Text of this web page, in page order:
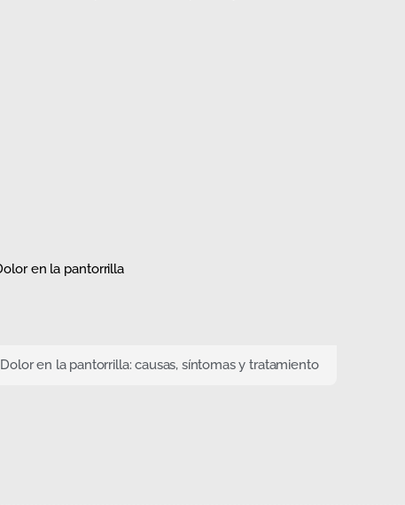
Dolor en la pantorrilla: causas, síntomas y tratamiento